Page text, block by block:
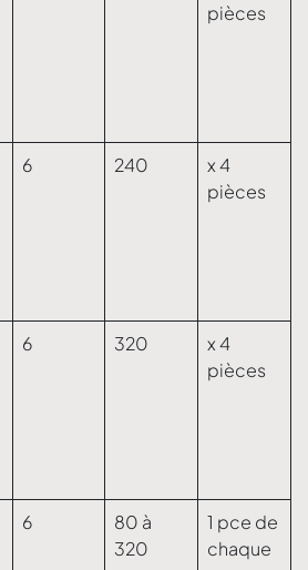
pièces
6 240
x 4
pièces
6 320
x 4
pièces
6
80 à
320
1 pce de
chaque